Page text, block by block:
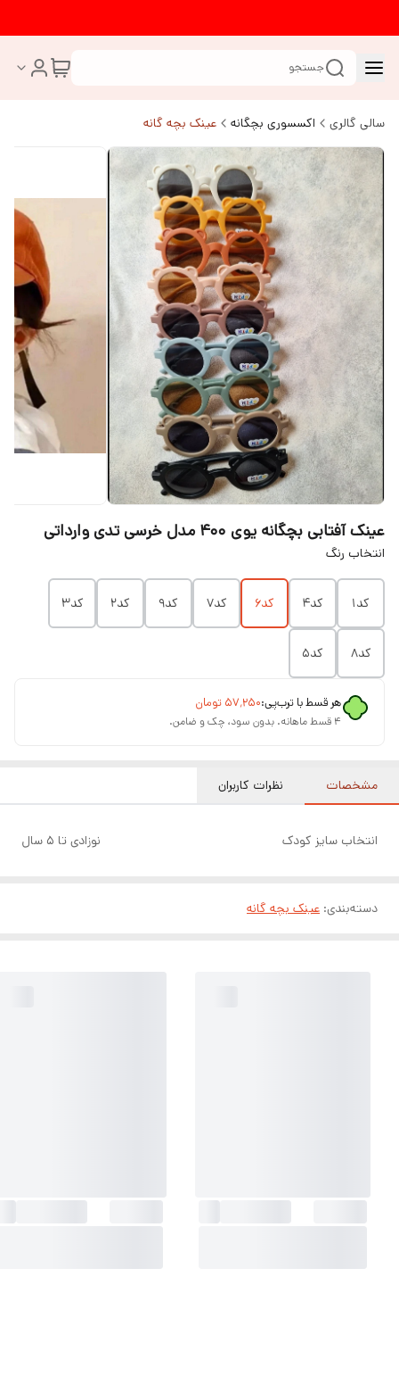
جستجو
سالی گالری اکسسوری بچگانه عینک بچه گانه
عینک آفتابی بچگانه یوی ۴۰۰ مدل خرسی تدی وارداتی
انتخاب رنگ
کد۱ کد۴ کد۶ کد۷ کد۹ کد۲ کد۳
کد۸ کد۵
هر قسط با ترب‌پی:۵۷٬۲۵۰ تومان
۴ قسط ماهانه. بدون سود، چک و ضامن.
مشخصات نظرات کاربران
انتخاب سایز کودک نوزادی تا ۵ سال
دسته‌بندی: عینک بچه گانه